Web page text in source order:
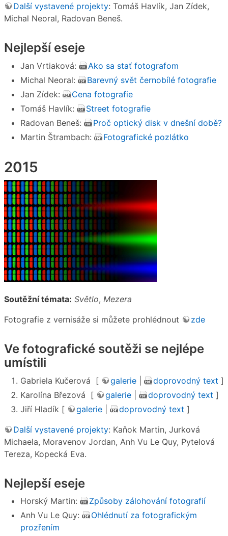
Další vystavené projekty: Tomáš Havlík, Jan Zídek,
Michal Neoral, Radovan Beneš.
Nejlepší eseje
Jan Vrtiaková:
Ako sa stať fotografom
Michal Neoral:
Barevný svět černobílé fotografie
Jan Zídek:
Cena fotografie
Tomáš Havlík:
Street fotografie
Radovan Beneš:
Proč optický disk v dnešní době?
Martin Štrambach:
Fotografické pozlátko
2015
Soutěžní témata: Světlo, Mezera
Fotografie z vernisáže si můžete prohlédnout
zde
Ve fotografické soutěži se nejlépe
umístili
Gabriela Kučerová [ galerie doprovodný text ]
Karolína Březová [
galerie doprovodný text ]
Jiří Hladík [
galerie doprovodný text ]
Další vystavené projekty: Kaňok Martin, Jurková
Michaela, Moravenov Jordan, Anh Vu Le Quy, Pytelová
Tereza, Kopecká Eva.
Nejlepší eseje
Horský Martin:
Způsoby zálohování fotografií
Anh Vu Le Quy:
Ohlédnutí za fotografickým
prozřením